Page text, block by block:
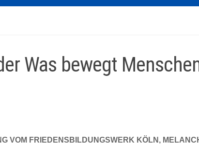
Was bewegt
VOM FRIEDENSBILDUNGSWERK KÖLN,